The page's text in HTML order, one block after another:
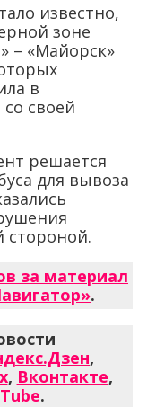
известно,
зоне
– «Майорск»
в
своей
решается
для вывоза
стороной.
за материал
.
,
, Вконтакте,
.